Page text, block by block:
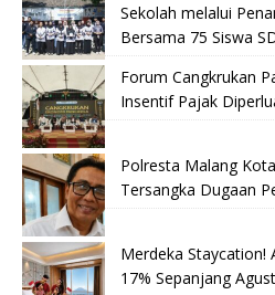
Sekolah melalui
Bersama 75 Siswa
Forum Cangkrukan
Insentif Pajak
Polresta Malang
Tersangka Dugaan
Merdeka Staycation!
17% Sepanjang